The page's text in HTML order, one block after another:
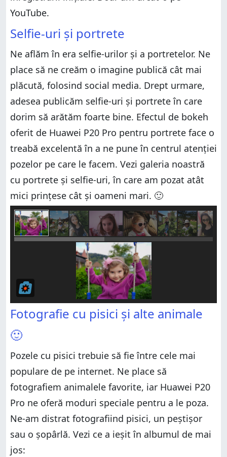
YouTube.
Selfie-uri și portrete
Ne aflăm în era selfie-urilor și a portretelor. Ne
place să ne creăm o imagine publică cât mai
plăcută, folosind social media. Drept urmare,
adesea publicăm selfie-uri și portrete în care
dorim să arătăm foarte bine. Efectul de bokeh
oferit de Huawei P20 Pro pentru portrete face o
treabă excelentă în a ne pune în centrul atenției
pozelor pe care le facem. Vezi galeria noastră
cu portrete și selfie-uri, în care am pozat atât
mici prințese cât și oameni mari. 🙂
Fotografie cu pisici și alte animale
🙂
Pozele cu pisici trebuie să fie între cele mai
populare de pe internet. Ne place să
fotografiem animalele favorite, iar Huawei P20
Pro ne oferă moduri speciale pentru a le poza.
Ne-am distrat fotografiind pisici, un peștișor
sau o șopârlă. Vezi ce a ieșit în albumul de mai
jos: